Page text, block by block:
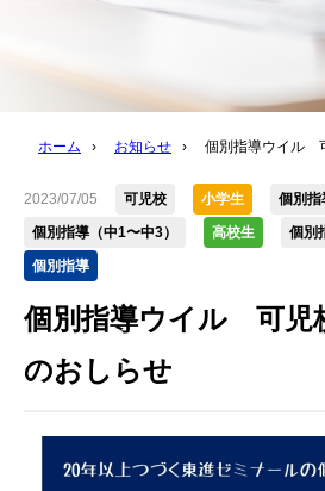
ホーム › お知らせ › 個別指導ウイル
2023/07/05 可児校 小学生 個別指
個別指導（中1〜中3）
高校生
個別
個別指導
個別指導ウイル 可
のおしらせ